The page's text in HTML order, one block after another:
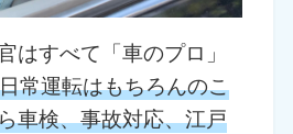
はすべて「車のプロ」
常運転はもちろんのこ
車検、事故対応、江戸